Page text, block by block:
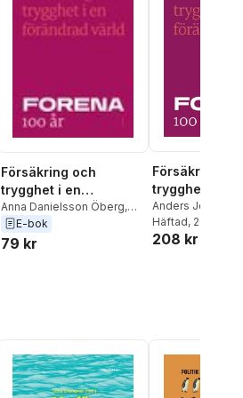
Försäkring och
trygghet i en
förändrad värld
Anna Danielsson Öberg,
Anders Johansson
Wennemo
E-bok
79 kr
Försäkring
trygghet i en
förändrad
Anders
Danielsson
Wennemo
Häftad, 2019
208 kr